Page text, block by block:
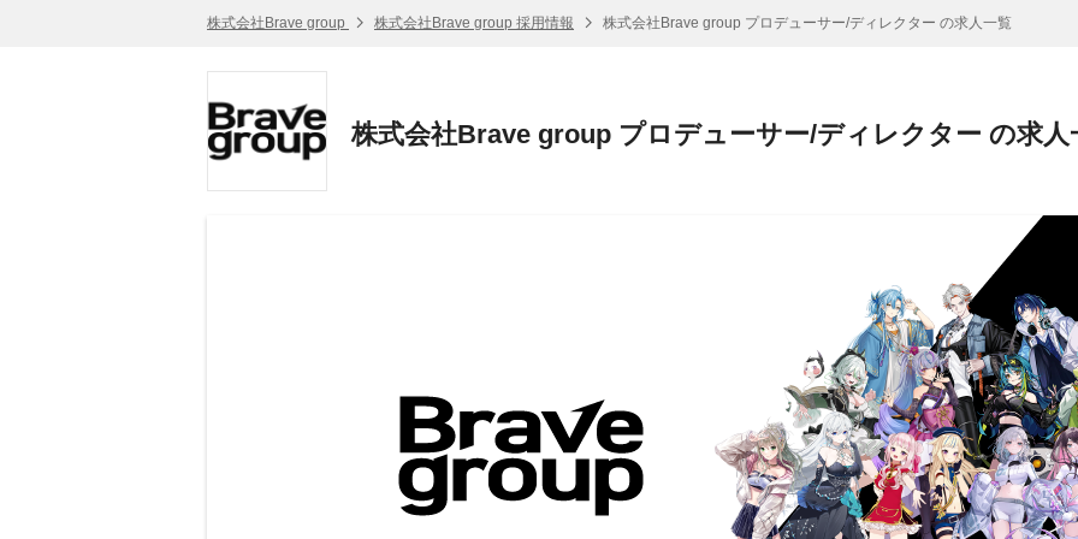
株式会社Brave group 株式会社Brave group 採用情報 株式会社Brave group プロデューサー/ディレクター の求人一覧
株式会社Brave group プロデューサー/ディレクター の求人